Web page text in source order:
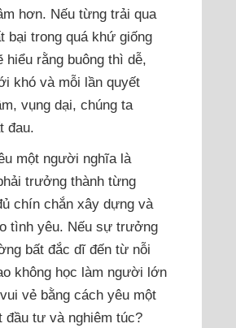
hơn. Nếu từng trải qua
bại trong quá khứ giống
hiểu rằng buông thì dễ,
khó và mỗi lần quyết
vụng dại, chúng ta
đau.
một người nghĩa là
trưởng thành từng
chín chắn xây dựng và
tình yêu. Nếu sự trưởng
bất đắc dĩ đến từ nỗi
không học làm người lớn
vẻ bằng cách yêu một
đầu tư và nghiêm túc?